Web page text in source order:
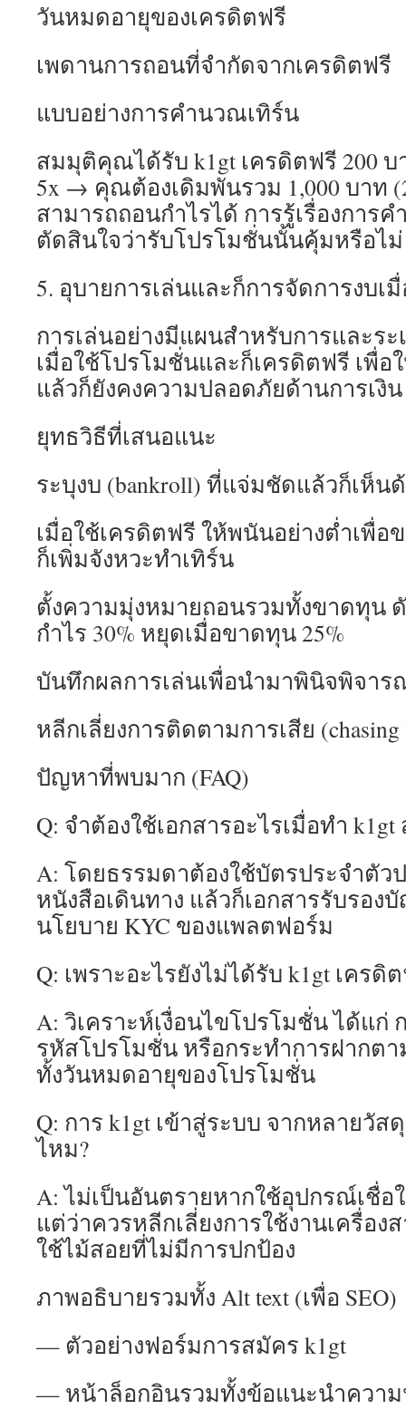
วันหมดอายุของเครดิตฟรี
เพดานการถอนที่จำกัดจากเครดิตฟรี
แบบอย่างการคำนวณเทิร์น
สมมุติคุณได้รับ k1gt เครดิตฟรี 200
5x → คุณต้องเดิมพันรวม 1,000 บาท
สามารถถอนกำไรได้ การรู้เรื่องการ
ตัดสินใจว่ารับโปรโมชั่นนั้นคุ้มหรือไม่
5. อุบายการเล่นและก็การจัดการงบเ
การเล่นอย่างมีแผนสำหรับการและร
เมื่อใช้โปรโมชั่นและก็เครดิตฟรี เพื่อ
แล้วก็ยังคงความปลอดภัยด้านการเงิน
ยุทธวิธีที่เสนอแนะ
ระบุงบ (bankroll) ที่แจ่มชัดแล้วก็เห็น
เมื่อใช้เครดิตฟรี ให้พนันอย่างต่ำเพื่อ
ก็เพิ่มจังหวะทำเทิร์น
ตั้งความมุ่งหมายถอนรวมทั้งขาดทุน
กำไร 30% หยุดเมื่อขาดทุน 25%
บันทึกผลการเล่นเพื่อนำมาพินิจพิจา
หลีกเลี่ยงการติดตามการเสีย (chasing
ปัญหาที่พบมาก (FAQ)
Q: จำต้องใช้เอกสารอะไรเมื่อทำ k1gt
A: โดยธรรมดาต้องใช้บัตรประจำตัว
หนังสือเดินทาง แล้วก็เอกสารรับรอ
นโยบาย KYC ของแพลตฟอร์ม
Q: เพราะอะไรยังไม่ได้รับ k1gt เครดิ
A: วิเคราะห์เงื่อนไขโปรโมชั่น ได้แก่
รหัสโปรโมชั่น หรือกระทำการฝากต
ทั้งวันหมดอายุของโปรโมชั่น
Q: การ k1gt เข้าสู่ระบบ จากหลายวั
ไหม?
A: ไม่เป็นอันตรายหากใช้อุปกรณ์เชื่อ
แต่ว่าควรหลีกเลี่ยงการใช้งานเครื่อง
ใช้ไม้สอยที่ไม่มีการปกป้อง
ภาพอธิบายรวมทั้ง Alt text (เพื่อ SEO)
— ตัวอย่างฟอร์มการสมัคร k1gt
— หน้าล็อกอินรวมทั้งข้อแนะนำควา